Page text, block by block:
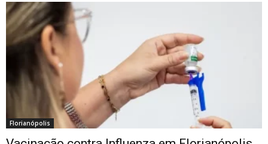
Florianópolis